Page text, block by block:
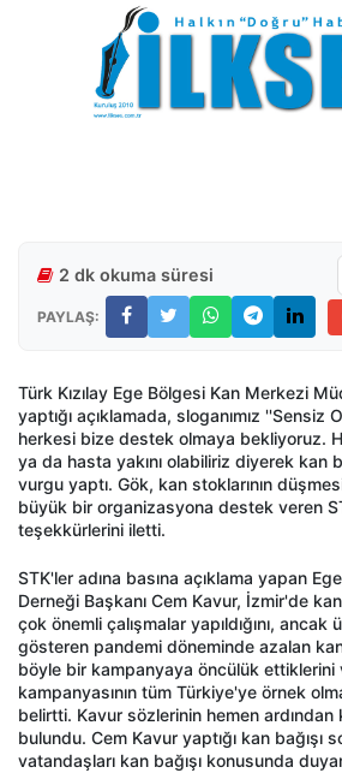
2 dk okuma süresi
PAYLAŞ:
Türk Kızılay Ege Bölgesi Kan Merkezi
yaptığı açıklamada, sloganımız ''Sensiz
herkesi bize destek olmaya bekliyoruz.
ya da hasta yakını olabiliriz diyerek kan
vurgu yaptı. Gök, kan stoklarının
büyük bir organizasyona destek veren
teşekkürlerini iletti.
STK'ler adına basına açıklama yapan
Derneği Başkanı Cem Kavur, İzmir'de
çok önemli çalışmalar yapıldığını,
gösteren pandemi döneminde azalan
böyle bir kampanyaya öncülük ettiklerini
kampanyasının tüm Türkiye'ye örnek
belirtti. Kavur sözlerinin hemen ardından
bulundu. Cem Kavur yaptığı kan bağışı
vatandaşları kan bağışı konusunda